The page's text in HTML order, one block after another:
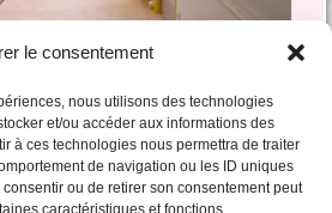
le consentement
nous utilisons des technologies
et/ou accéder aux informations des
à ces technologies nous permettra de traiter
de navigation ou les ID uniques
ou de retirer son consentement peut
caractéristiques et fonctions.